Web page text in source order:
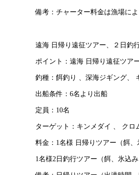
備考：チャーター料金は漁場に
遠海 日帰り遠征ツアー、２日釣
ポイント：遠海 日帰り遠征ツア
釣種：餌釣り 、深海ジギング、
出船条件：6名より出船
定員：10名
ターゲット：キンメダイ 、 ク
料金：1名様 日帰りツアー（餌、
1名様2日釣行ツアー（餌、氷込み